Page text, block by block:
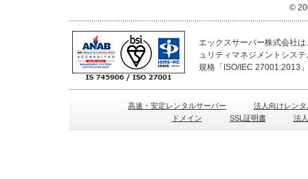
©
エックスサーバー株式会社
ュリティマネジメントシス
規格「ISO/IEC 27001:2013
高速・安定レンタルサーバー
法人向けレン
ドメイン
SSL証明書 法